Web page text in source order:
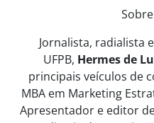
Jornalista, radialista
UFPB, Hermes de
principais veículos de
MBA em Marketing
Apresentador e editor